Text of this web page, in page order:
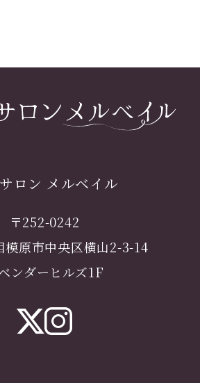
ロン メルベイル
〒252-0242
模原市中央区横山2-3-14
ンダーヒルズ1F